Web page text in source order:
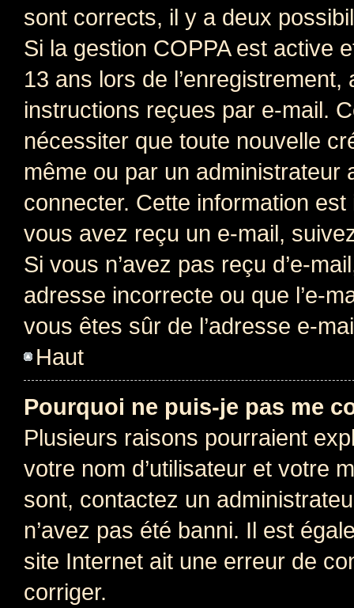
sont corrects, il y a deux
Si la gestion COPPA est active
13 ans lors de
instructions reçues par e-mail.
nécessiter que toute nouvelle
même ou par un
connecter. Cette information
vous avez reçu un e-mail,
Si vous n’avez pas reçu d’e-
adresse incorrecte ou que l’e-
vous êtes sûr de l’adresse e-
Haut
Pourquoi ne puis-je pas me
Plusieurs raisons pourraient
votre nom d’utilisateur et votre
sont, contactez un
n’avez pas été banni. Il est
site Internet ait une erreur de
corriger.